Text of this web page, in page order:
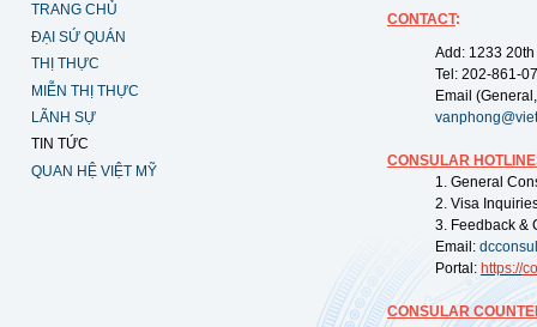
TRANG CHỦ
ĐẠI SỨ QUÁN
THỊ THỰC
MIỄN THỊ THỰC
LÃNH SỰ
TIN TỨC
QUAN HỆ VIỆT MỸ
CONTACT:
Add: 1233
Tel: 202-861-
Email
CONSULAR
1. General
2. Visa
3. Feedback &
Email:
Portal: https://
CONSULAR